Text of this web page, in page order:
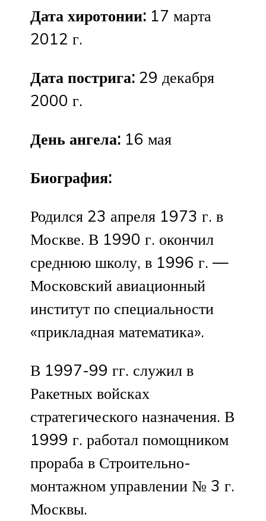
Дата хиротонии: 17 марта
2012 г.
Дата пострига: 29 декабря
2000 г.
День ангела: 16 мая
Биография:
Родился 23 апреля 1973 г. в
Москве. В 1990 г. окончил
среднюю школу, в 1996 г. —
Московский авиационный
институт по специальности
«прикладная математика».
В 1997-99 гг. служил в
Ракетных войсках
стратегического назначения. В
1999 г. работал помощником
прораба в Строительно-
монтажном управлении № 3 г.
Москвы.